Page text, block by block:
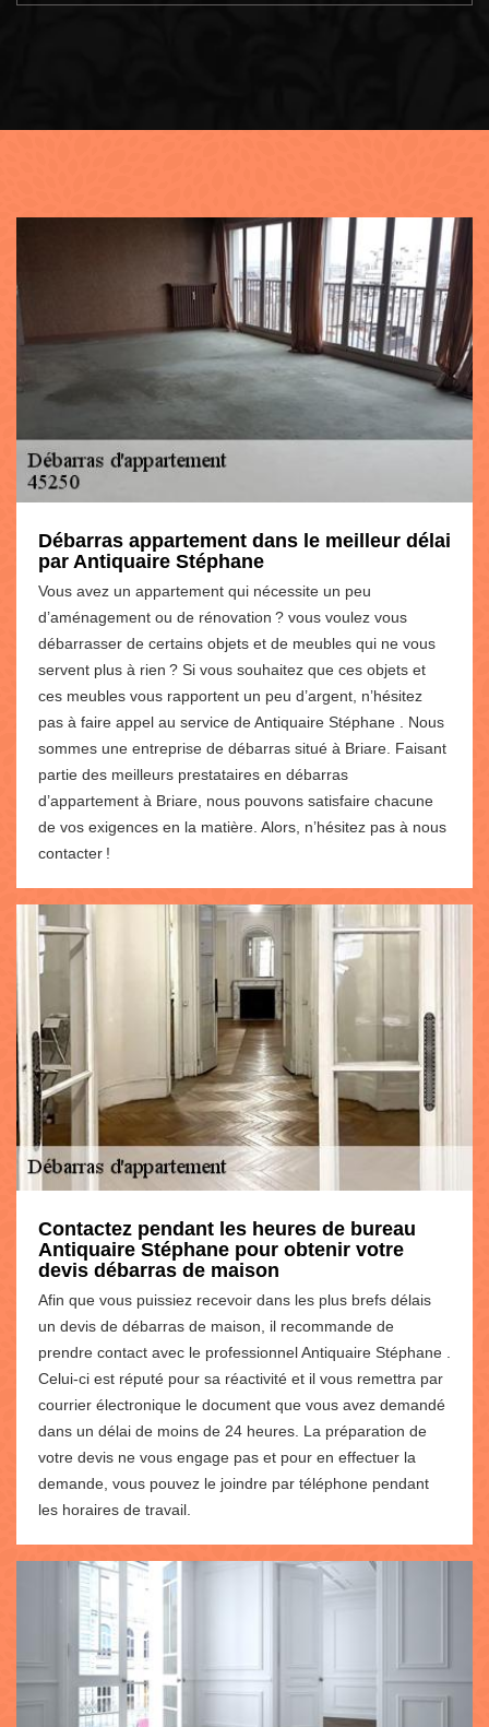
Débarras appartement dans le meilleur délai
par Antiquaire Stéphane
Vous avez un appartement qui nécessite un peu
d’aménagement ou de rénovation ? vous voulez vous
débarrasser de certains objets et de meubles qui ne vous
servent plus à rien ? Si vous souhaitez que ces objets et
ces meubles vous rapportent un peu d’argent, n’hésitez
pas à faire appel au service de Antiquaire Stéphane . Nous
sommes une entreprise de débarras situé à Briare. Faisant
partie des meilleurs prestataires en débarras
d’appartement à Briare, nous pouvons satisfaire chacune
de vos exigences en la matière. Alors, n’hésitez pas à nous
contacter !
Contactez pendant les heures de bureau
Antiquaire Stéphane pour obtenir votre
devis débarras de maison
Afin que vous puissiez recevoir dans les plus brefs délais
un devis de débarras de maison, il recommande de
prendre contact avec le professionnel Antiquaire Stéphane .
Celui-ci est réputé pour sa réactivité et il vous remettra par
courrier électronique le document que vous avez demandé
dans un délai de moins de 24 heures. La préparation de
votre devis ne vous engage pas et pour en effectuer la
demande, vous pouvez le joindre par téléphone pendant
les horaires de travail.